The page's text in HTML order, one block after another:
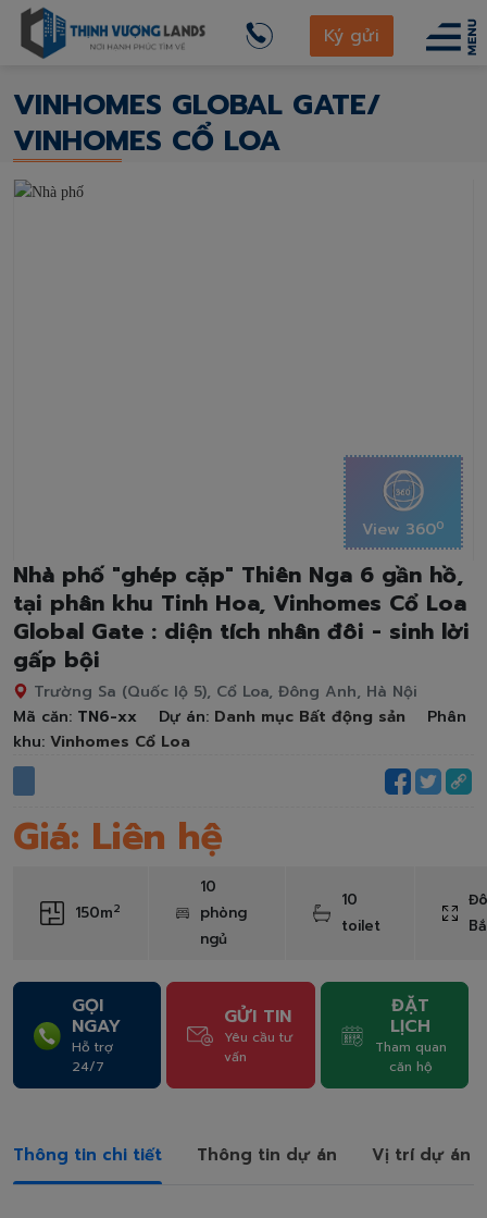
Ký gửi
thinhvuonglands.com
Vinhomes Global Gate/ Vinhomes Cổ Loa
VINHOMES GLOBAL GATE/
VINHOMES CỔ LOA
View 3600
Nhà phố "ghép cặp" Thiên Nga 6 gần hồ,
tại phân khu Tinh Hoa, Vinhomes Cổ Loa
Global Gate : diện tích nhân đôi - sinh lời
gấp bội
Trường Sa (Quốc lộ 5), Cổ Loa, Đông Anh, Hà Nội
Mã căn: TN6-xx Dự án: Danh mục Bất động sản
Phân
khu: Vinhomes Cổ Loa
Giá: Liên hệ
150m2
10
phòng
ngủ
10
toilet
GỌI
NGAY
Hỗ trợ
24/7
GỬI TIN
Yêu cầu tư
vấn
ĐẶT
LỊCH
Tham quan
căn hộ
Thông tin chi tiết Thông tin dự án Vị trí dự án